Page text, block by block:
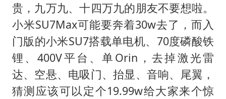
贵，九万九、十四万九的朋友不要想啦。
小米SU7Max可能要奔着30w去了，而入
门版的小米SU7搭载单电机、70度磷酸铁
锂、400V平台、单Orin，去掉激光雷
达、空悬、电吸门、抬显、音响、尾翼，
猜测应该可以定个19.99w给大家来个惊